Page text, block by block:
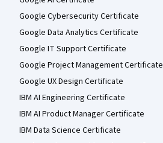
Google Cybersecurity Certificate
Google Data Analytics Certificate
Google IT Support Certificate
Google Project Management Certificate
Google UX Design Certificate
IBM AI Engineering Certificate
IBM AI Product Manager Certificate
IBM Data Science Certificate